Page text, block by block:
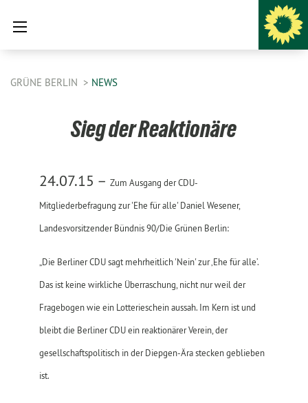
GRÜNE BERLIN NEWS
Sieg der Reaktionäre
24.07.15 – Zum Ausgang der CDU-
Mitgliederbefragung zur 'Ehe für alle' Daniel Wesener,
Landesvorsitzender Bündnis 90/Die Grünen Berlin:
„Die Berliner CDU sagt mehrheitlich 'Nein' zur ‚Ehe für alle’.
Das ist keine wirkliche Überraschung, nicht nur weil der
Fragebogen wie ein Lotterieschein aussah. Im Kern ist und
bleibt die Berliner CDU ein reaktionärer Verein, der
gesellschaftspolitisch in der Diepgen-Ära stecken geblieben
ist.